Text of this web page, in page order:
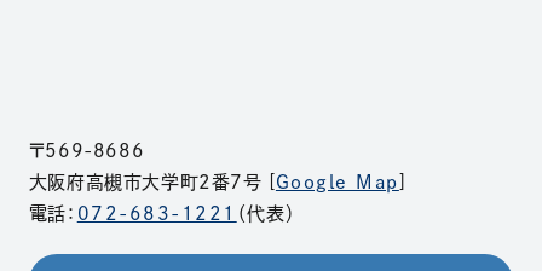
〒569-8686
大阪府高槻市大学町2番7号 [ Google Map
電話： 072-683-1221 （代表）